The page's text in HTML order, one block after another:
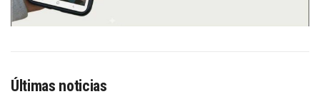
Últimas noticias